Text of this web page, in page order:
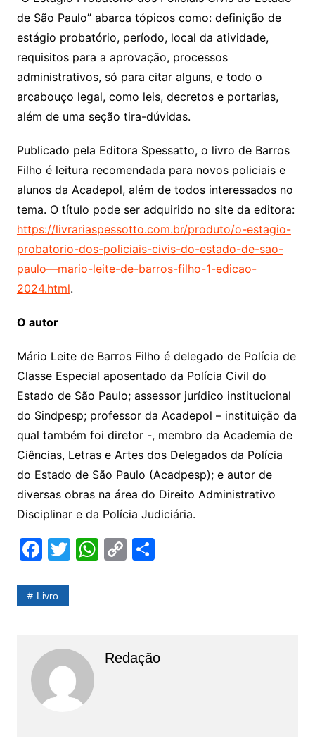
de São Paulo” abarca tópicos como: definição de
estágio probatório, período, local da atividade,
requisitos para a aprovação, processos
administrativos, só para citar alguns, e todo o
arcabouço legal, como leis, decretos e portarias,
além de uma seção tira-dúvidas.
Publicado pela Editora Spessatto, o livro de Barros
Filho é leitura recomendada para novos policiais e
alunos da Acadepol, além de todos interessados no
tema. O título pode ser adquirido no site da editora:
https://livrariaspessotto.com.br/produto/o-estagio-
probatorio-dos-policiais-civis-do-estado-de-sao-
paulo—mario-leite-de-barros-filho-1-edicao-
2024.html.
O autor
Mário Leite de Barros Filho é delegado de Polícia de
Classe Especial aposentado da Polícia Civil do
Estado de São Paulo; assessor jurídico institucional
do Sindpesp; professor da Acadepol – instituição da
qual também foi diretor -, membro da Academia de
Ciências, Letras e Artes dos Delegados da Polícia
do Estado de São Paulo (Acadpesp); e autor de
diversas obras na área do Direito Administrativo
Disciplinar e da Polícia Judiciária.
F
c
o
o
k
T W
p
C
n
S
Livro
Redação